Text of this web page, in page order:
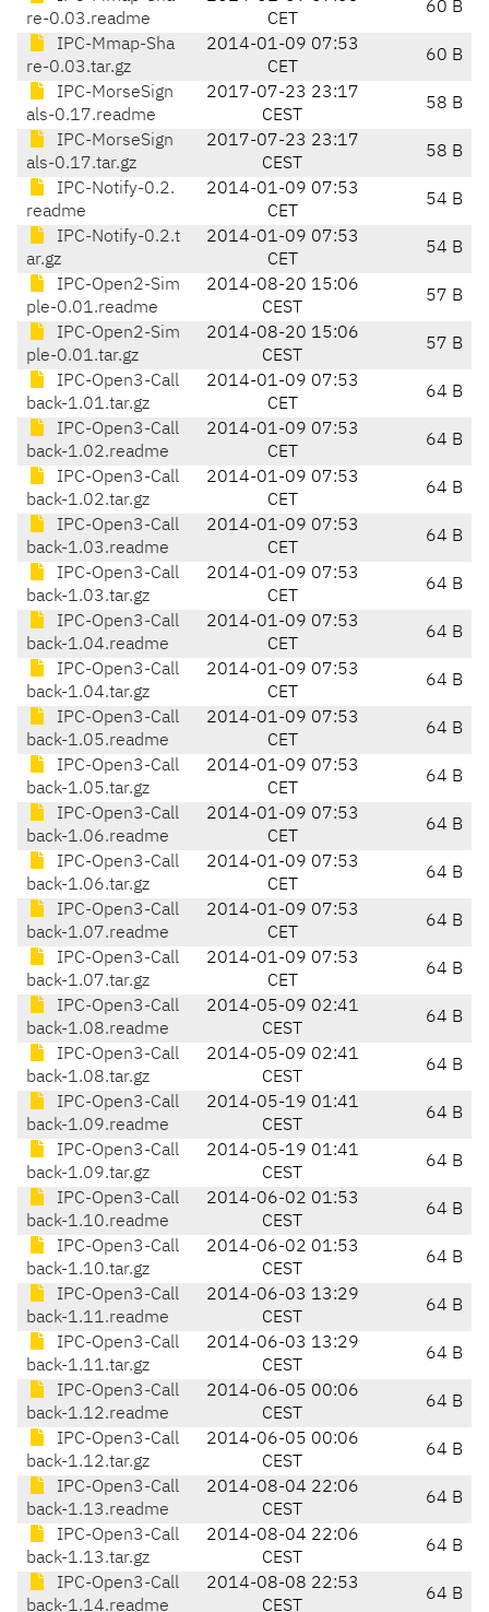
re-0.03.readme
CET
60 B
IPC-Mmap-Sha
re-0.03.tar.gz
2014-01-09 07:53
CET
60 B
IPC-MorseSign
als-0.17.readme
2017-07-23 23:17
CEST
58 B
IPC-MorseSign
als-0.17.tar.gz
2017-07-23 23:17
CEST
58 B
IPC-Notify-0.2.
readme
2014-01-09 07:53
CET
54 B
IPC-Notify-0.2.t
ar.gz
2014-01-09 07:53
CET
54 B
IPC-Open2-Sim
ple-0.01.readme
2014-08-20 15:06
CEST
57 B
IPC-Open2-Sim
ple-0.01.tar.gz
2014-08-20 15:06
CEST
57 B
IPC-Open3-Call
back-1.01.tar.gz
2014-01-09 07:53
CET
64 B
IPC-Open3-Call
back-1.02.readme
2014-01-09 07:53
CET
64 B
IPC-Open3-Call
back-1.02.tar.gz
2014-01-09 07:53
CET
64 B
IPC-Open3-Call
back-1.03.readme
2014-01-09 07:53
CET
64 B
IPC-Open3-Call
back-1.03.tar.gz
2014-01-09 07:53
CET
64 B
IPC-Open3-Call
back-1.04.readme
2014-01-09 07:53
CET
64 B
IPC-Open3-Call
back-1.04.tar.gz
2014-01-09 07:53
CET
64 B
IPC-Open3-Call
back-1.05.readme
2014-01-09 07:53
CET
64 B
IPC-Open3-Call
back-1.05.tar.gz
2014-01-09 07:53
CET
64 B
IPC-Open3-Call
back-1.06.readme
2014-01-09 07:53
CET
64 B
IPC-Open3-Call
back-1.06.tar.gz
2014-01-09 07:53
CET
64 B
IPC-Open3-Call
back-1.07.readme
2014-01-09 07:53
CET
64 B
IPC-Open3-Call
back-1.07.tar.gz
2014-01-09 07:53
CET
64 B
IPC-Open3-Call
back-1.08.readme
2014-05-09 02:41
CEST
64 B
IPC-Open3-Call
back-1.08.tar.gz
2014-05-09 02:41
CEST
64 B
IPC-Open3-Call
back-1.09.readme
2014-05-19 01:41
CEST
64 B
IPC-Open3-Call
back-1.09.tar.gz
2014-05-19 01:41
CEST
64 B
IPC-Open3-Call
back-1.10.readme
2014-06-02 01:53
CEST
64 B
IPC-Open3-Call
back-1.10.tar.gz
2014-06-02 01:53
CEST
64 B
IPC-Open3-Call
back-1.11.readme
2014-06-03 13:29
CEST
64 B
IPC-Open3-Call
back-1.11.tar.gz
2014-06-03 13:29
CEST
64 B
IPC-Open3-Call
back-1.12.readme
2014-06-05 00:06
CEST
64 B
IPC-Open3-Call
back-1.12.tar.gz
2014-06-05 00:06
CEST
64 B
IPC-Open3-Call
back-1.13.readme
2014-08-04 22:06
CEST
64 B
IPC-Open3-Call
back-1.13.tar.gz
2014-08-04 22:06
CEST
64 B
IPC-Open3-Call
back-1.14.readme
2014-08-08 22:53
CEST
64 B